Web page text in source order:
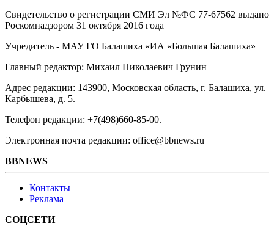
Свидетельство о регистрации СМИ Эл №ФС ‎77-67562 выдано
Роскомнадзором 31 октября 2016 года
Учредитель - МАУ ГО Балашиха «ИА «Большая Балашиха»
Главный редактор: Михаил Николаевич Грунин
Адрес редакции: 143900, Московская область, г. Балашиха, ул.
Карбышева, д. 5.
Телефон редакции: +7(498)660-85-00.
Электронная почта редакции: office@bbnews.ru
BBNEWS
Контакты
Реклама
СОЦСЕТИ